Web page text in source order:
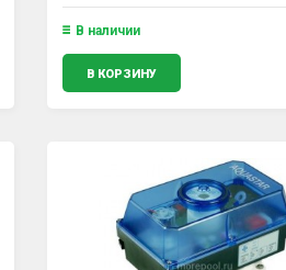
В наличии
В КОРЗИНУ